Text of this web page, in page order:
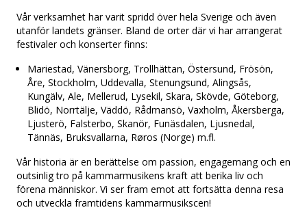
Vår verksamhet har varit spridd över hela Sverige och även
utanför landets gränser. Bland de orter där vi har arrangerat
festivaler och konserter finns:
Mariestad, Vänersborg, Trollhättan, Östersund, Frösön,
Åre, Stockholm, Uddevalla, Stenungsund, Alingsås,
Kungälv, Ale, Mellerud, Lysekil, Skara, Skövde, Göteborg,
Blidö, Norrtälje, Väddö, Rådmansö, Vaxholm, Åkersberga,
Ljusterö, Falsterbo, Skanör, Funäsdalen, Ljusnedal,
Tännäs, Bruksvallarna, Røros (Norge) m.fl.
Vår historia är en berättelse om passion, engagemang och en
outsinlig tro på kammarmusikens kraft att berika liv och
förena människor. Vi ser fram emot att fortsätta denna resa
och utveckla framtidens kammarmusikscen!